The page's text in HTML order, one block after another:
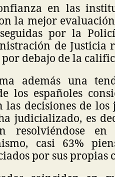
en las
la mejor
por la
de Justicia
por debajo de la
además una
los españoles
decisiones de los
judicializado, es
resolviéndose
casi 63%
por sus propias